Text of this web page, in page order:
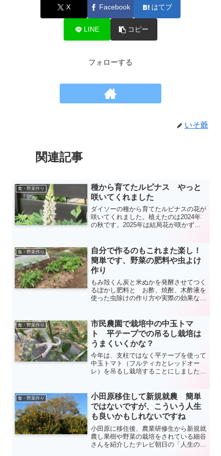
X Facebook はてブ
LINE コピー
フォローする
いそ爺
関連記事
食・野菜作り
種から育てたルピナス やっと
咲いてくれました
ダイソーの種から育てたルピナスの花が
咲いてくれました。植えたのは2024年
の秋です。2025年は結局花が咲かず、
2026年春にようやく花が咲きました。
何ともうれしーいですね（*^_^*）
食・野菜作り
自分で作るのもこれまた楽し！
簡単です、野菜の肥料や虫よけ
作り
もみ殻くん炭と米ぬかを発酵させてつく
るぼかし肥料と お酢、焼酎、木酢液を
使った虫除けの作り方や実際の効果など
食・野菜作り
市民農園で栽培中の中玉トマ
ト 平テープでの吊るし栽培は
うまくいくかな？
今年は、支柱ではなく平テープを使って
中玉トマト（フルティカとレッドオー
レ）を吊るし栽培することにしました。
てみましたが、風で揺られたため接触部
が茶色に傷んでしまったようです。また
自根苗は２本青枯れてしまいました。
食・野菜作り
小田原移住して新規就農 簡単
ではないですが、こういう人生
も良いかもしれないですね
小田原に移住後、農業研修生から新規就
農し果樹や野菜の栽培をされている細谷
さんを紹介したテレビ朝日の「人生の楽